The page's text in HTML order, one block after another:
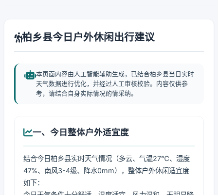
柏乡县今日户外休闲出行建议
本页面内容由人工智能辅助生成，已结合柏乡县当日实时
天气数据进行优化，并经过人工审核校验。内容仅供参
考，请结合自身实际情况酌情采纳。
一、今日整体户外适宜度
结合今日柏乡县实时天气情况（多云、气温27℃、湿度
47%、南风3-4级、降水0mm），整体户外休闲适宜度
如下：